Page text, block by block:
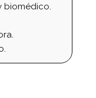
biomédico.